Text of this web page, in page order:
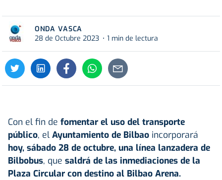
ONDA VASCA
28 de Octubre 2023
1 min de lectura
Con el fin de fomentar el uso del transporte
público, el Ayuntamiento de Bilbao incorporará
hoy, sábado 28 de octubre, una línea lanzadera de
Bilbobus, que saldrá de las inmediaciones de la
Plaza Circular con destino al Bilbao Arena.